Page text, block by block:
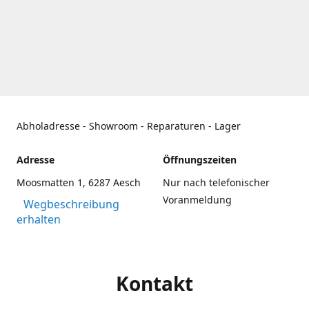
Abholadresse - Showroom - Reparaturen - Lager
Adresse
Moosmatten 1, 6287 Aesch
Wegbeschreibung
erhalten
Öffnungszeiten
Nur nach telefonischer
Voranmeldung
Kontakt